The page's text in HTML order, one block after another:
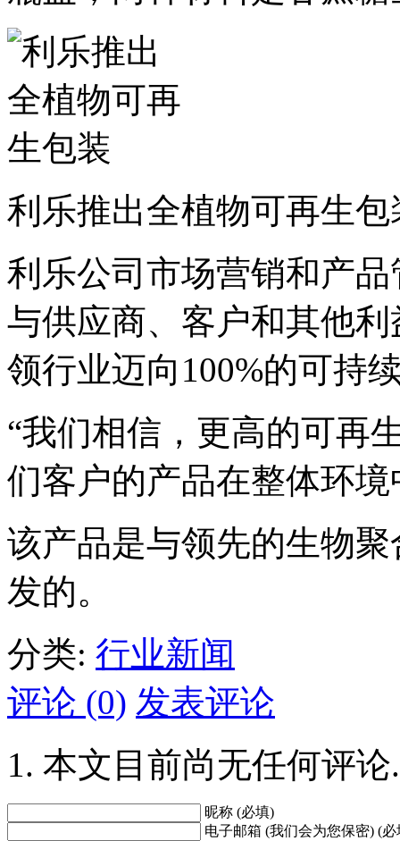
利乐推出全植物可再生包
利乐公司市场营销和产品
与供应商、客户和其他
领行业迈向100%的可持
“我们相信，更高的可再
们客户的产品在整体环
该产品是与领先的生物
发的。
分类: 行业新闻
评论 (0) 发表评论
本文目前尚无任何评论.
昵称 (必填)
电子邮箱 (我们会为您保密) (必